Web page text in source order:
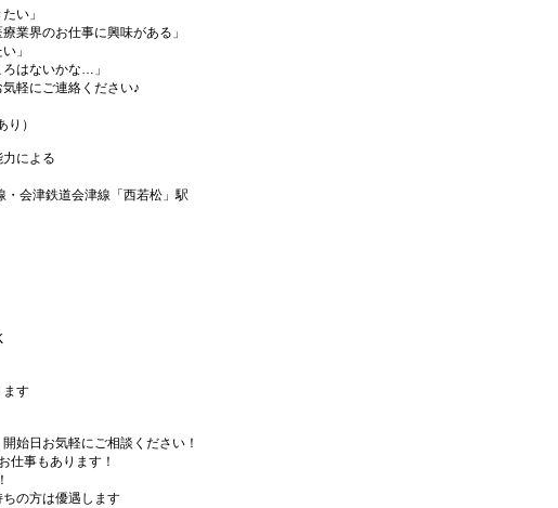
い」
療業界のお仕事に興味がある」
」
ろはないかな…」
軽にご連絡ください♪
）
による
・会津鉄道会津線「西若松」駅
す
始日お気軽にご相談ください！
仕事もあります！
の方は優遇します